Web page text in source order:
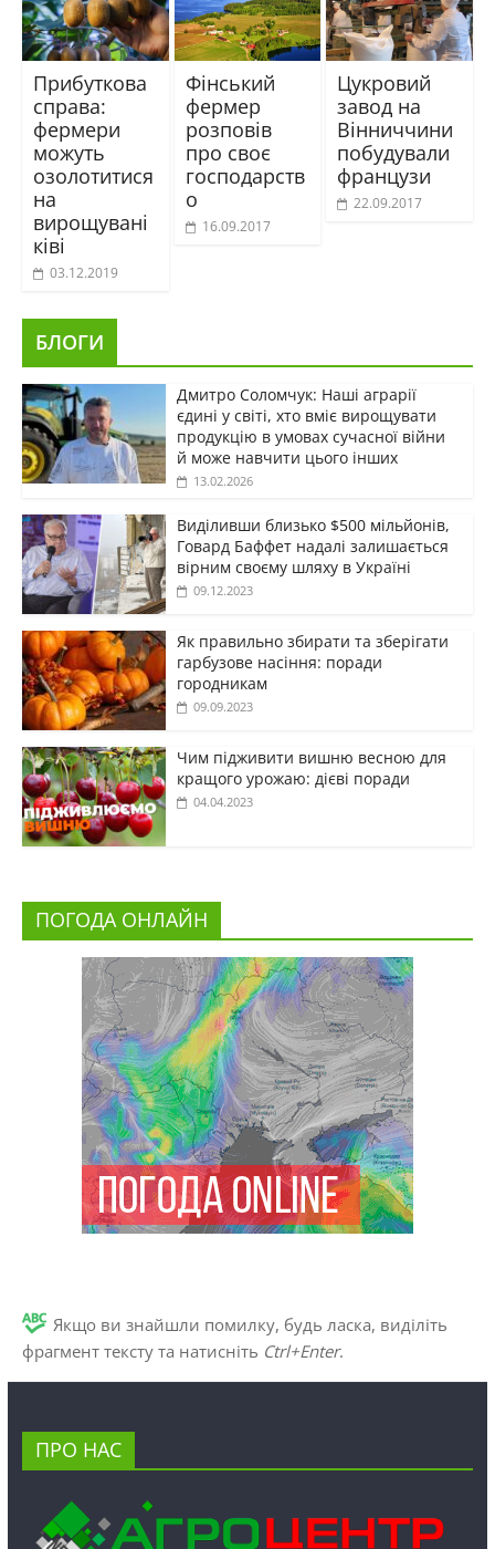
Прибуткова
справа:
фермери
можуть
озолотитися
на
вирощувані
ківі
03.12.2019
Фінський
фермер
розповів
про своє
господарств
о
16.09.2017
Цукровий
завод на
Вінниччини
побудували
французи
22.09.2017
БЛОГИ
Дмитро Соломчук: Наші аграрії
єдині у світі, хто вміє вирощувати
продукцію в умовах сучасної війни
й може навчити цього інших
13.02.2026
Виділивши близько $500 мільйонів,
Говард Баффет надалі залишається
вірним своєму шляху в Україні
09.12.2023
Як правильно збирати та зберігати
гарбузове насіння: поради
городникам
09.09.2023
Чим підживити вишню весною для
кращого урожаю: дієві поради
04.04.2023
ПОГОДА ОНЛАЙН
Якщо ви знайшли помилку, будь ласка, виділіть
фрагмент тексту та натисніть Ctrl+Enter.
ПРО НАС